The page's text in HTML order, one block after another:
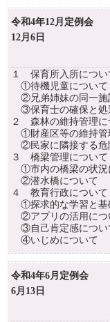
令和4年12月定例会
12月6日
１ 保育所入所につい
①待機児童について
②兄弟姉妹の同一施
③保育士の確保と処
２ 森林の維持管理に
①財産区等の維持管
②民家に隣接する危
３ 橋梁管理について
①市内の橋梁の状況
②潜水橋について
４ 教育行政について
①探求的な学習と基
②アプリの活用につ
③自己肯定感につい
④いじめについて
令和4年6月定例会
6月13日